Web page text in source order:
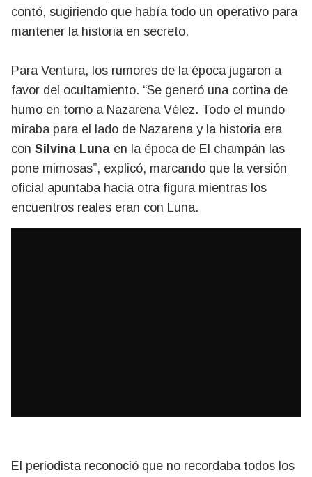
contó, sugiriendo que había todo un operativo para
mantener la historia en secreto.
Para Ventura, los rumores de la época jugaron a
favor del ocultamiento. “Se generó una cortina de
humo en torno a Nazarena Vélez. Todo el mundo
miraba para el lado de Nazarena y la historia era
con Silvina Luna en la época de El champán las
pone mimosas”, explicó, marcando que la versión
oficial apuntaba hacia otra figura mientras los
encuentros reales eran con Luna.
El periodista reconoció que no recordaba todos los